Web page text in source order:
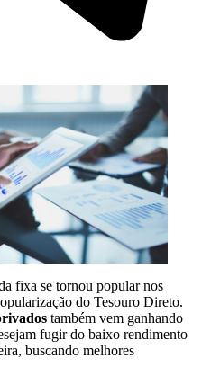
fixa se tornou popular nos
do Tesouro Direto.
também vem ganhando
fugir do baixo rendimento
buscando melhores